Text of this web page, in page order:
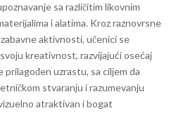
sa različitim likovnim
i alatima. Kroz raznovrsne
aktivnosti, učenici se
kreativnost, razvijajući osećaj
uzrastu, sa ciljem da
stvaranju i razumevanju
atraktivan i bogat